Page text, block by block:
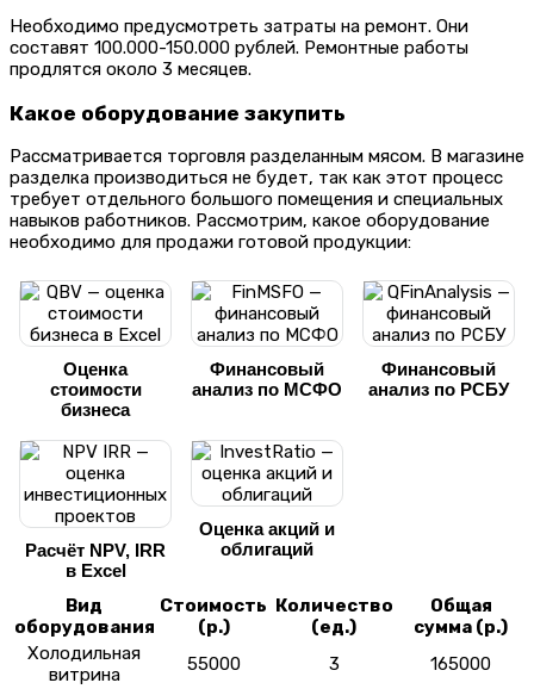
Необходимо предусмотреть затраты на ремонт. Они
составят 100.000-150.000 рублей. Ремонтные работы
продлятся около 3 месяцев.
Какое оборудование закупить
Рассматривается торговля разделанным мясом. В магазине
разделка производиться не будет, так как этот процесс
требует отдельного большого помещения и специальных
навыков работников. Рассмотрим, какое оборудование
необходимо для продажи готовой продукции:
Оценка
стоимости
бизнеса
Финансовый
анализ по МСФО
Финансовый
анализ по РСБУ
Расчёт NPV, IRR
в Excel
Оценка акций и
облигаций
Вид
оборудования
Стоимость
(р.)
Количество
(ед.)
Общая
сумма (р.)
Холодильная
витрина
55000 3
165000